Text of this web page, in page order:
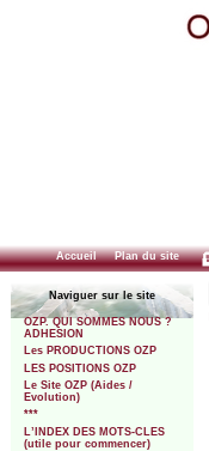
Accueil Plan du site
Naviguer sur le site
OZP. QUI SOMMES NOUS ?
ADHESION
Les PRODUCTIONS OZP
LES POSITIONS OZP
Le Site OZP (Aides /
Evolution)
***
L’INDEX DES MOTS-CLES
(utile pour commencer)